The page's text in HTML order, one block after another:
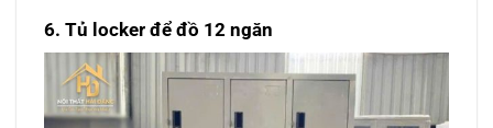
6. Tủ locker để đồ 12 ngăn